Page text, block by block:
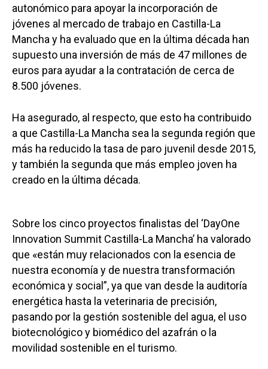
autonómico para apoyar la incorporación de
jóvenes al mercado de trabajo en Castilla-La
Mancha y ha evaluado que en la última década han
supuesto una inversión de más de 47 millones de
euros para ayudar a la contratación de cerca de
8.500 jóvenes.
Ha asegurado, al respecto, que esto ha contribuido
a que Castilla-La Mancha sea la segunda región que
más ha reducido la tasa de paro juvenil desde 2015,
y también la segunda que más empleo joven ha
creado en la última década.
Sobre los cinco proyectos finalistas del ‘DayOne
Innovation Summit Castilla-La Mancha’ ha valorado
que «están muy relacionados con la esencia de
nuestra economía y de nuestra transformación
económica y social”, ya que van desde la auditoría
energética hasta la veterinaria de precisión,
pasando por la gestión sostenible del agua, el uso
biotecnológico y biomédico del azafrán o la
movilidad sostenible en el turismo.